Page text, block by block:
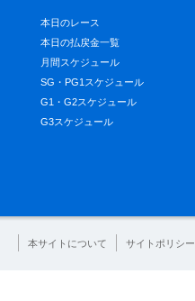
本日のレース
本日の払戻金一覧
月間スケジュール
SG・PG1スケジュール
G1・G2スケジュール
G3スケジュール
本サイトについて サイトポリシー